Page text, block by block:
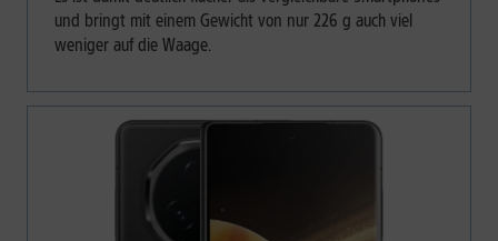
und bringt mit einem Gewicht von nur 226 g auch viel
weniger auf die Waage.